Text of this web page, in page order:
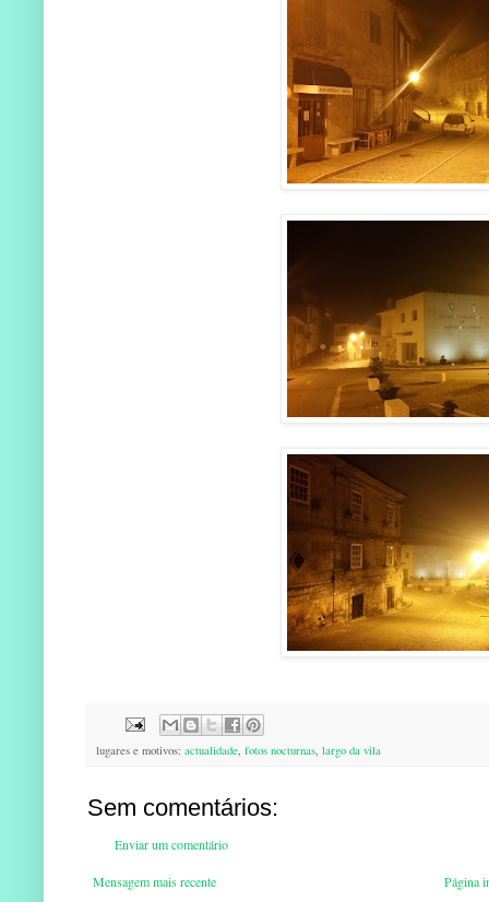
lugares e motivos: actualidade, fotos nocturnas, largo da vila
Sem comentários:
Enviar um comentário
Mensagem mais recente
Página